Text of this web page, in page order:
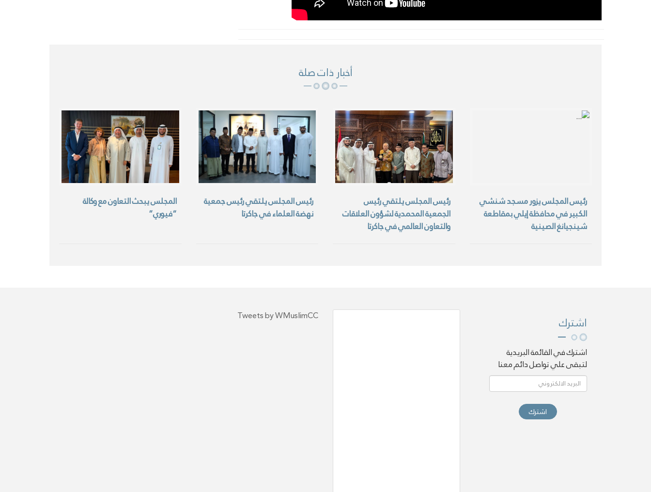
أخبار ذات صلة
رئيس المجلس يزور مسجد شنشي
الكبير في محافظة إيلي بمقاطعة
شينجيانغ الصينية
رئيس المجلس يلتقي رئيس
الجمعية المحمدية لشؤون العلاقات
والتعاون العالمي في جاكرتا
رئيس المجلس يلتقي رئيس جمعية
نهضة العلماء في جاكرتا
المجلس يبحث التعاون مع وكالة
“فيوري”
اشترك
اشترك في القائمة البريدية
لتبقى علي تواصل دائم معنا
اشترك
Tweets by WMuslimCC